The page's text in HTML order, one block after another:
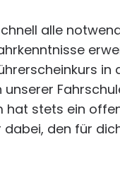
alle
in
hat stets ein
den für